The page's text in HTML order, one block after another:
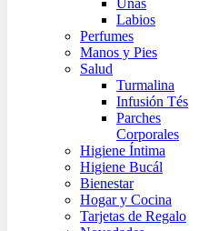
Uñas
Labios
Perfumes
Manos y Pies
Salud
Turmalina
Infusión Tés
Parches
Corporales
Higiene Íntima
Higiene Bucál
Bienestar
Hogar y Cocina
Tarjetas de Regalo